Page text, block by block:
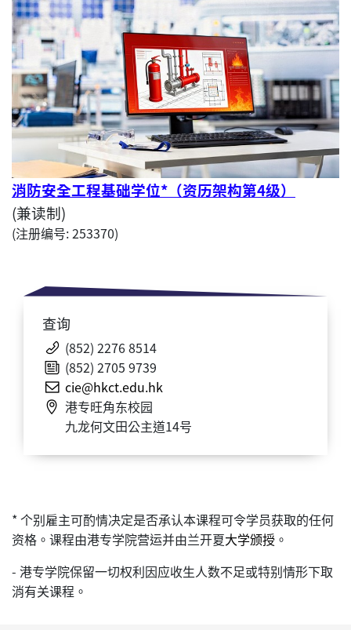
消防安全工程基础学位*（资历架构第4级）
(兼读制)
(注册编号: 253370)
查询
(852) 2276 8514
(852) 2705 9739
cie@hkct.edu.hk
港专旺角东校园
九龙何文田公主道14号
* 个别雇主可酌情决定是否承认本课程可令学员获取的任何
资格。课程由港专学院营运并由兰开夏大学颁授 。
- 港专学院保留一切权利因应收生人数不足或特别情形下取
消有关课程。